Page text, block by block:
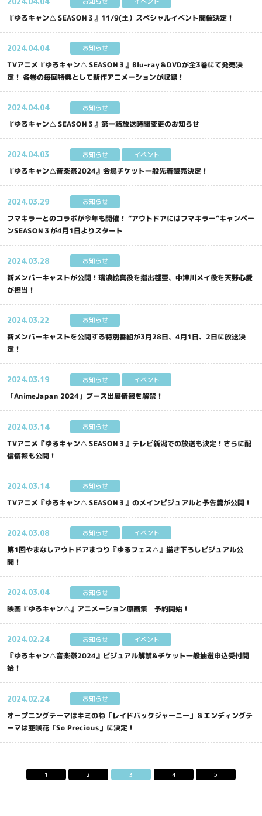
グッズ
トレーラー 原作
公式X 公式Instagram
公式TikTok
『ゆるキャン△ SEASON３』11/9(土）スペシャルイベント開催決定！
2024.04.04 お知らせ
TVアニメ『ゆるキャン△ SEASON３』Blu-ray＆DVDが全3巻にて発売決
定！ 各巻の毎回特典として新作アニメーションが収録！
2024.04.04 お知らせ
『ゆるキャン△ SEASON３』第一話放送時間変更のお知らせ
2024.04.03 お知らせ イベント
『ゆるキャン△音楽祭2024』会場チケット一般先着販売決定！
2024.03.29 お知らせ
フマキラーとのコラボが今年も開催！ “アウトドアにはフマキラー”キャンペー
ンSEASON３が4月1日よりスタート
2024.03.28 お知らせ
新メンバーキャストが公開！瑞浪絵真役を指出毬亜、中津川メイ役を天野心愛
が担当！
2024.03.22 お知らせ
新メンバーキャストを公開する特別番組が3月28日、4月1日、2日に放送決
定！
2024.03.19 お知らせ イベント
「AnimeJapan 2024」ブース出展情報を解禁！
2024.03.14 お知らせ
TVアニメ『ゆるキャン△ SEASON３』テレビ新潟での放送も決定！さらに配
信情報も公開！
2024.03.14 お知らせ
TVアニメ『ゆるキャン△ SEASON３』のメインビジュアルと予告篇が公開！
2024.03.08 お知らせ イベント
第1回やまなしアウトドアまつり『ゆるフェス△』描き下ろしビジュアル公
開！
2024.03.04 お知らせ
映画『ゆるキャン△』アニメーション原画集 予約開始！
2024.02.24 お知らせ イベント
『ゆるキャン△音楽祭2024』ビジュアル解禁&チケット一般抽選申込受付開
始！
2024.02.24 お知らせ
オープニングテーマはキミのね「レイドバックジャーニー」＆エンディングテ
ーマは亜咲花「So Precious」に決定！
1 2 3 4 5